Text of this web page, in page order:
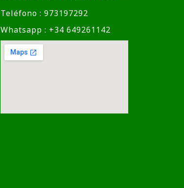
Teléfono : 973197292
Whatsapp : +34 649261142